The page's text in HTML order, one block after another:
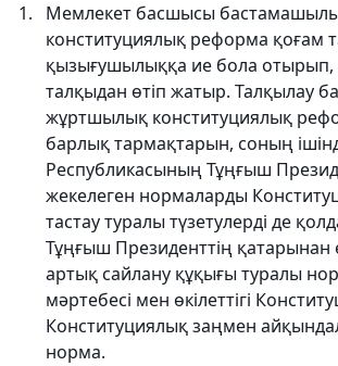
Мемлекет басшысы
конституциялық реформа қоғам
қызығушылыққа ие бола
талқыдан өтіп жатыр. Талқылау
жұртшылық конституциялық
барлық тармақтарын, соның
Республикасының Тұңғыш
жекелеген нормаларды
тастау туралы түзетулерді де
Тұңғыш Президенттің қатарынан
артық сайлану құқығы туралы
мәртебесі мен өкілеттігі
Конституциялық заңмен
норма.